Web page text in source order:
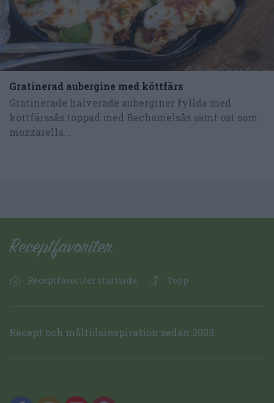
Gratinerad aubergine med köttfärs
Gratinerade halverade auberginer fyllda med
köttfärssås toppad med Bechamelsås samt ost som
mozzarella...
Receptfavoriter startsida Topp
Recept och måltidsinspiration sedan 2003.